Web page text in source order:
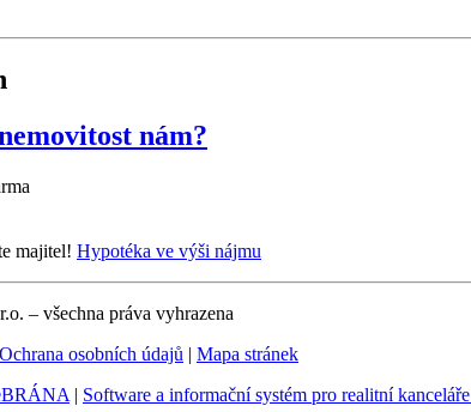
nám?
majitel! Hypotéka ve výši nájmu
– všechna práva vyhrazena
Ochrana osobních údajů | Mapa stránek
| Software a informační systém pro realitní